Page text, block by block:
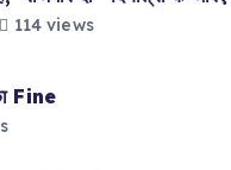
114 views
Fine